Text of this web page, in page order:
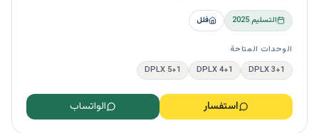
التسليم2025 فلل
الوحدات المتاحة
3+1 DPLX
4+1 DPLX
5+1 DPLX
استفسار الواتساب